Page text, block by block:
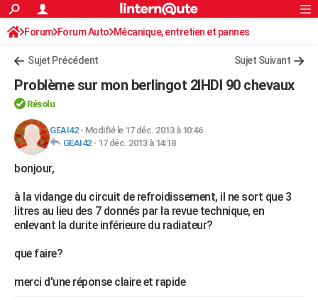
ACTUALITÉS
Politique
Société
Faits Divers
Education
Monde
Villes
+
Programme TV
TNTStreaming
Cinéma
Sorties cinéma
Musique
+FINANCE
Retraite
Impôts
Epargne
Immobilier
Risques naturels par ville
Banque
Assurance
Crédit
AUTO
Essais
Réserver un essai
Citadines
Berlines
SUV
Forum auto
BRICOLAGE
Forum
Aménagement intérieur
Extérieur
Cuisine
Salle de bains
Jardinage
Rangement
WEEK-END
LIFESTYLE
SANTE
Rechercher
S'inscrire
Connexion
Forum Forum Auto Mécanique, entretien et pannes
Sujet Précédent Sujet Suivant
Problème sur mon berlingot 2lHDI 90 chevaux
Résolu
GEAI42- Modifié le 17 déc. 2013 à 10:46
GEAI42- 17 déc. 2013 à 14:18
bonjour,
à la vidange du circuit de refroidissement, il ne sort que 3
litres au lieu des 7 donnés par la revue technique, en
enlevant la durite inférieure du radiateur?
que faire?
merci d'une réponse claire et rapide